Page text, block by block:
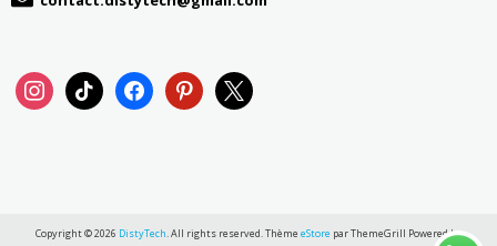
instagramtiktok facebookpinterest
x
Copyright © 2026 DistyTech. All rights reserved. Thème eStore par ThemeGrill Powered by